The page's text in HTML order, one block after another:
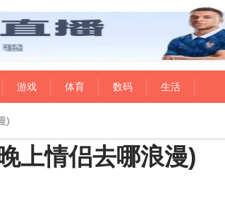
游戏 体育 数码 生活
)
上情侣去哪浪漫)